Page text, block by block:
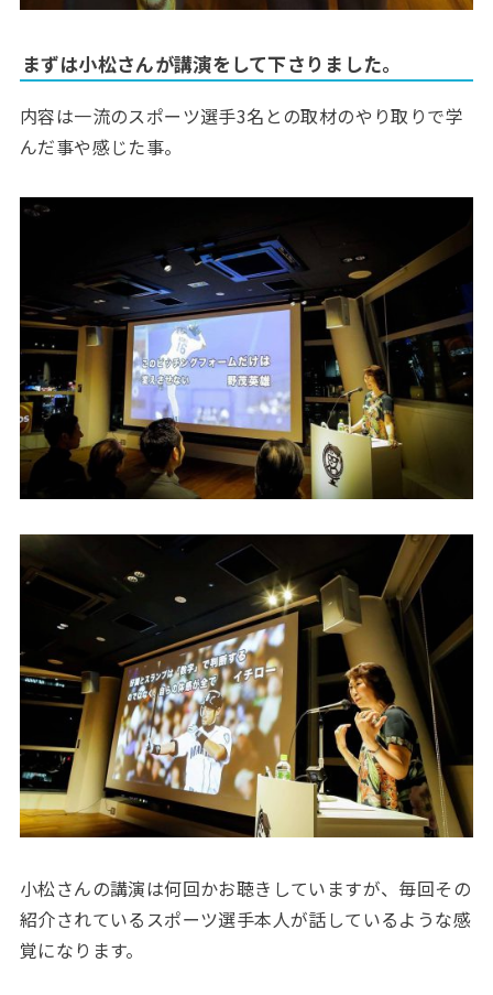
まずは小松さんが講演をして下さりました。
内容は一流のスポーツ選手3名との取材のやり取りで学
んだ事や感じた事。
小松さんの講演は何回かお聴きしていますが、毎回その
紹介されているスポーツ選手本人が話しているような感
覚になります。